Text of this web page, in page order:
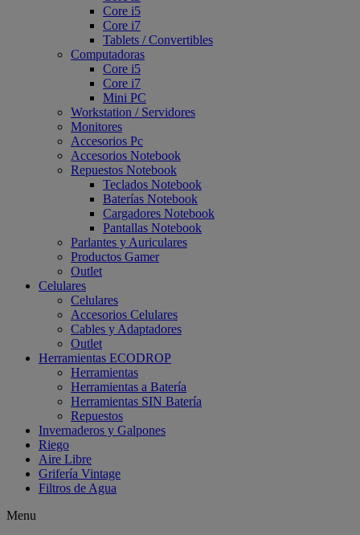
Core i5
Core i7
Tablets / Convertibles
Computadoras
Core i5
Core i7
Mini PC
Workstation / Servidores
Monitores
Accesorios Pc
Accesorios Notebook
Repuestos Notebook
Teclados Notebook
Baterías Notebook
Cargadores Notebook
Pantallas Notebook
Parlantes y Auriculares
Productos Gamer
Outlet
Celulares
Celulares
Accesorios Celulares
Cables y Adaptadores
Outlet
Herramientas ECODROP
Herramientas
Herramientas a Batería
Herramientas SIN Batería
Repuestos
Invernaderos y Galpones
Riego
Aire Libre
Grifería Vintage
Filtros de Agua
Menu